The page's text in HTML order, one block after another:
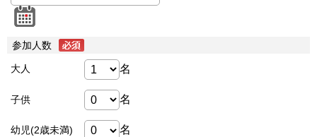
参加人数
大人 名
子供 名
幼児(2歳未満) 名